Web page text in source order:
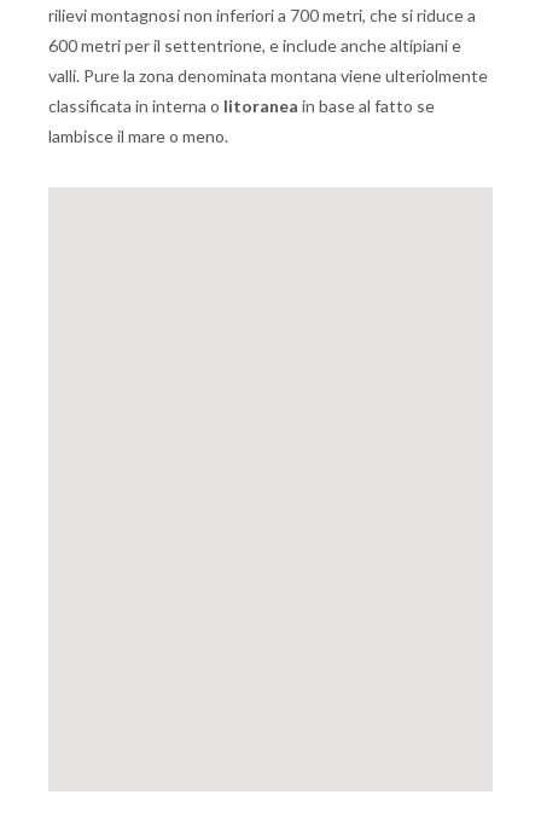
rilievi montagnosi non inferiori a 700 metri, che si riduce a
600 metri per il settentrione, e include anche altipiani e
valli. Pure la zona denominata montana viene ulteriolmente
classificata in interna o litoranea in base al fatto se
lambisce il mare o meno.